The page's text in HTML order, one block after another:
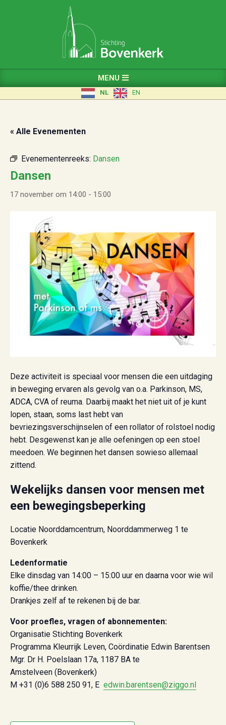
Navigation
Menu
MENU
NL EN
« Alle Evenementen
Evenementenreeks: Dansen
Dansen
17 november om 14:00 - 15:00
Deze activiteit is speciaal voor mensen die een uitdaging
in beweging ervaren als gevolg van o.a. Parkinson, MS,
ADCA, CVA of reuma. Daarbij maakt het niet uit of je kunt
lopen, staan, soms last hebt van
bevriezingsverschijnselen of een rollator of rolstoel nodig
hebt. Desgewenst kan je alle oefeningen op een stoel
meedoen. We beginnen het dansen sowieso allemaal
zittend.
Wekelijks dansen voor mensen met
een bewegingsbeperking
Locatie Noorddamcentrum, Noorddammerweg 1 te
Bovenkerk
Ledenformatie
Elke dinsdag van 14:00 – 15:00 uur en daarna voor wie wil
koffie/thee drinken.
Drankjes zelf af te rekenen bij de bar.
Voor proefles, vragen of abonnementen:
Organisatie Stichting Bovenkerk
Programma Kleurrijk Leven, Coördinatie Edwin Barentsen
Mgr. Dr H. Poelslaan 17a, 1187 BA te
Amstelveen (Bovenkerk)
M +31 (0)6 588 250 91, E edwin.barentsen@ziggo.nl